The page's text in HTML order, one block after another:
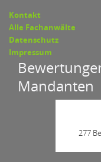
Kontakt
Alle Fachanwälte
Datenschutz
Impressum
Mandanten
277